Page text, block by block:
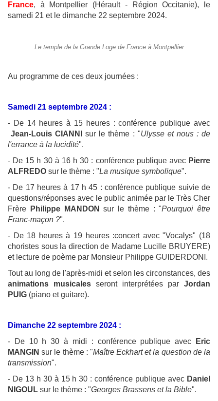
France, à Montpellier (Hérault - Région Occitanie), le
samedi 21 et le dimanche 22 septembre 2024.
Le temple de la Grande Loge de France à Montpellier
Au programme de ces deux journées :
Samedi 21 septembre 2024 :
- De 14 heures à 15 heures : conférence publique avec
Jean-Louis CIANNI
sur le thème : "Ulysse et nous : de
l'errance à la lucidité".
- De 15 h 30 à 16 h 30 : conférence publique avec Pierre
ALFREDO sur le thème : "La musique symbolique".
- De 17 heures à 17 h 45 : conférence publique suivie de
questions/réponses avec le public animée par le Très Cher
Frère
Philippe MANDON sur le thème : "Pourquoi être
Franc-maçon ?".
- De 18 heures à 19 heures :concert avec "Vocalys" (18
choristes sous la direction de Madame Lucille BRUYERE)
et lecture de poème par Monsieur Philippe GUIDERDONI.
Tout au long de l'après-midi et selon les circonstances, des
animations musicales seront interprétées par Jordan
PUIG (piano et guitare).
Dimanche 22 septembre 2024 :
- De 10 h 30 à midi : conférence publique avec
Eric
MANGIN sur le thème : "Maître Eckhart et la question de la
transmission".
- De 13 h 30 à 15 h 30 : conférence publique avec Daniel
NIGOUL sur le thème : "Georges Brassens et la Bible".